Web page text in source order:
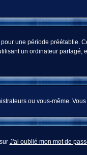
une période préétablie.
un ordinateur partagé,
ou vous-même.
J'ai oublié mon mot de